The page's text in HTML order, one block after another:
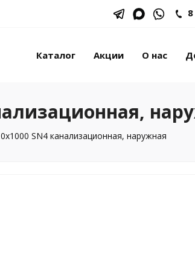
Каталог Акции О нас
SN4 канализационная, наружная